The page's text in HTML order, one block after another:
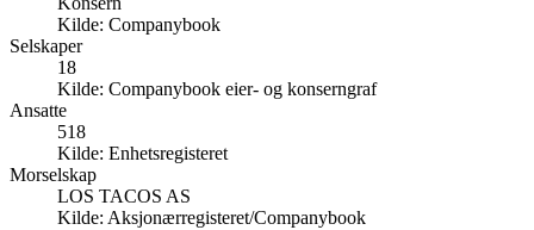
Kilde: Companybook
Selskaper
18
Kilde: Companybook eier- og konserngraf
Ansatte
518
Kilde: Enhetsregisteret
Morselskap
LOS TACOS AS
Kilde: Aksjonærregisteret/Companybook